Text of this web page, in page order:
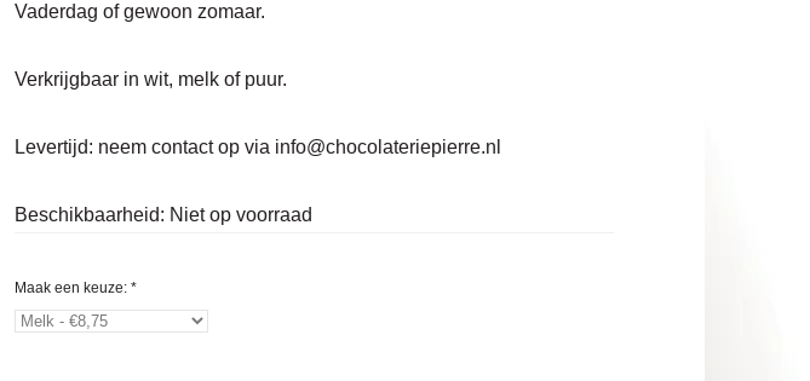
Vaderdag of gewoon zomaar.
Verkrijgbaar in wit, melk of puur.
Levertijd: neem contact op via info@chocolateriepierre.nl
Beschikbaarheid: Niet op voorraad
Maak een keuze: *